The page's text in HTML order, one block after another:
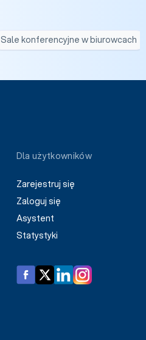
Sale konferencyjne w biurowcach
Dla użytkowników
Zarejestruj się
Zaloguj się
Asystent
Statystyki